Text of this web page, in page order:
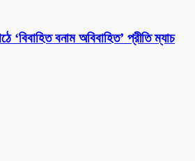
‘বিবাহিত বনাম অবিবাহিত’ প্রীতি ম্যাচ